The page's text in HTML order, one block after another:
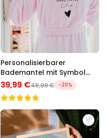
Personalisierbarer
Bademantel mit Symbol
und Text
39,99 €49,99 € -20%